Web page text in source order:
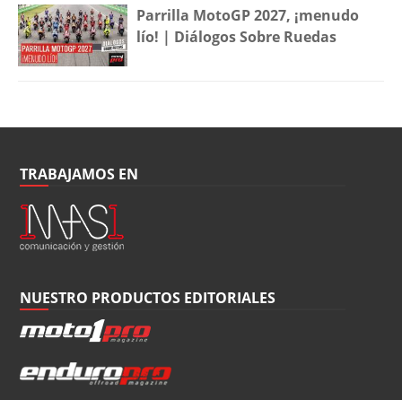
Parrilla MotoGP 2027, ¡menudo
lío! | Diálogos Sobre Ruedas
TRABAJAMOS EN
NUESTRO PRODUCTOS EDITORIALES